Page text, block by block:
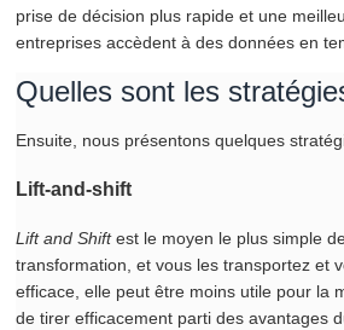
prise de décision plus rapide et une
entreprises accèdent à des données en
Quelles sont les
Ensuite, nous présentons quelques
Lift-and-shift
Lift and Shiftest le moyen le plus simple
transformation, et vous les transportez et
efficace, elle peut être moins utile pour la
de tirer efficacement parti des avantages